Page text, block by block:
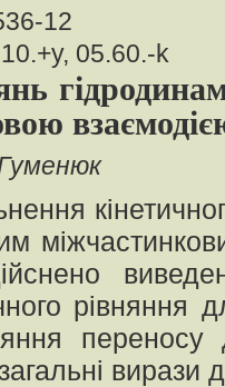
12
05.60.-k
рівняння
переносу
вирази